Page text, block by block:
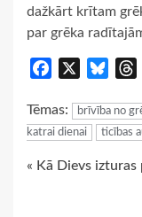
dažkārt krītam
par grēka
Facebook
Tēmas: brīvība no
katrai dienai
ticības
Continue
« Kā Dievs